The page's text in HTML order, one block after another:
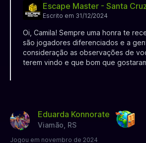
Escape Master - Santa
Escrito em 31/12/2024
Oi, Camila! Sempre uma honra te
são jogadores diferenciados e a
consideração as observações de
terem vindo e que bom que
Eduarda Konnorate
Viamão, RS
Jogou em novembro de 2024